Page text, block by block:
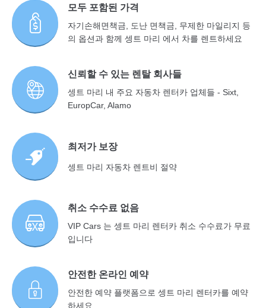
모두 포함된 가격
자기손해면책금, 도난 면책금, 무제한 마일리지 등
의 옵션과 함께 셍트 마리 에서 차를 렌트하세요
신뢰할 수 있는 렌탈 회사들
셍트 마리 내 주요 자동차 렌터카 업체들 - Sixt,
EuropCar, Alamo
최저가 보장
셍트 마리 자동차 렌트비 절약
취소 수수료 없음
VIP Cars 는 셍트 마리 렌터카 취소 수수료가 무료
입니다
안전한 온라인 예약
안전한 예약 플랫폼으로 셍트 마리 렌터카를 예약
하세요